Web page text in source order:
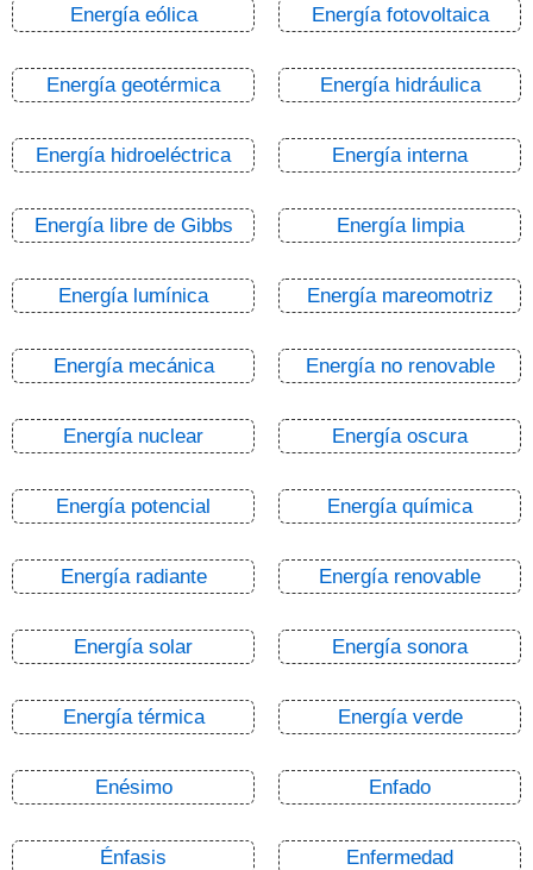
Energía eólica Energía fotovoltaica
Energía geotérmica Energía hidráulica
Energía hidroeléctrica Energía interna
Energía libre de Gibbs Energía limpia
Energía lumínica Energía mareomotriz
Energía mecánica Energía no renovable
Energía nuclear Energía oscura
Energía potencial Energía química
Energía radiante Energía renovable
Energía solar Energía sonora
Energía térmica Energía verde
Enésimo Enfado
Énfasis Enfermedad